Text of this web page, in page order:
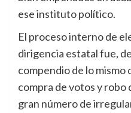
ese instituto político.
El proceso interno de
dirigencia estatal fue,
compendio de lo mismo
compra de votos y robo
gran número de